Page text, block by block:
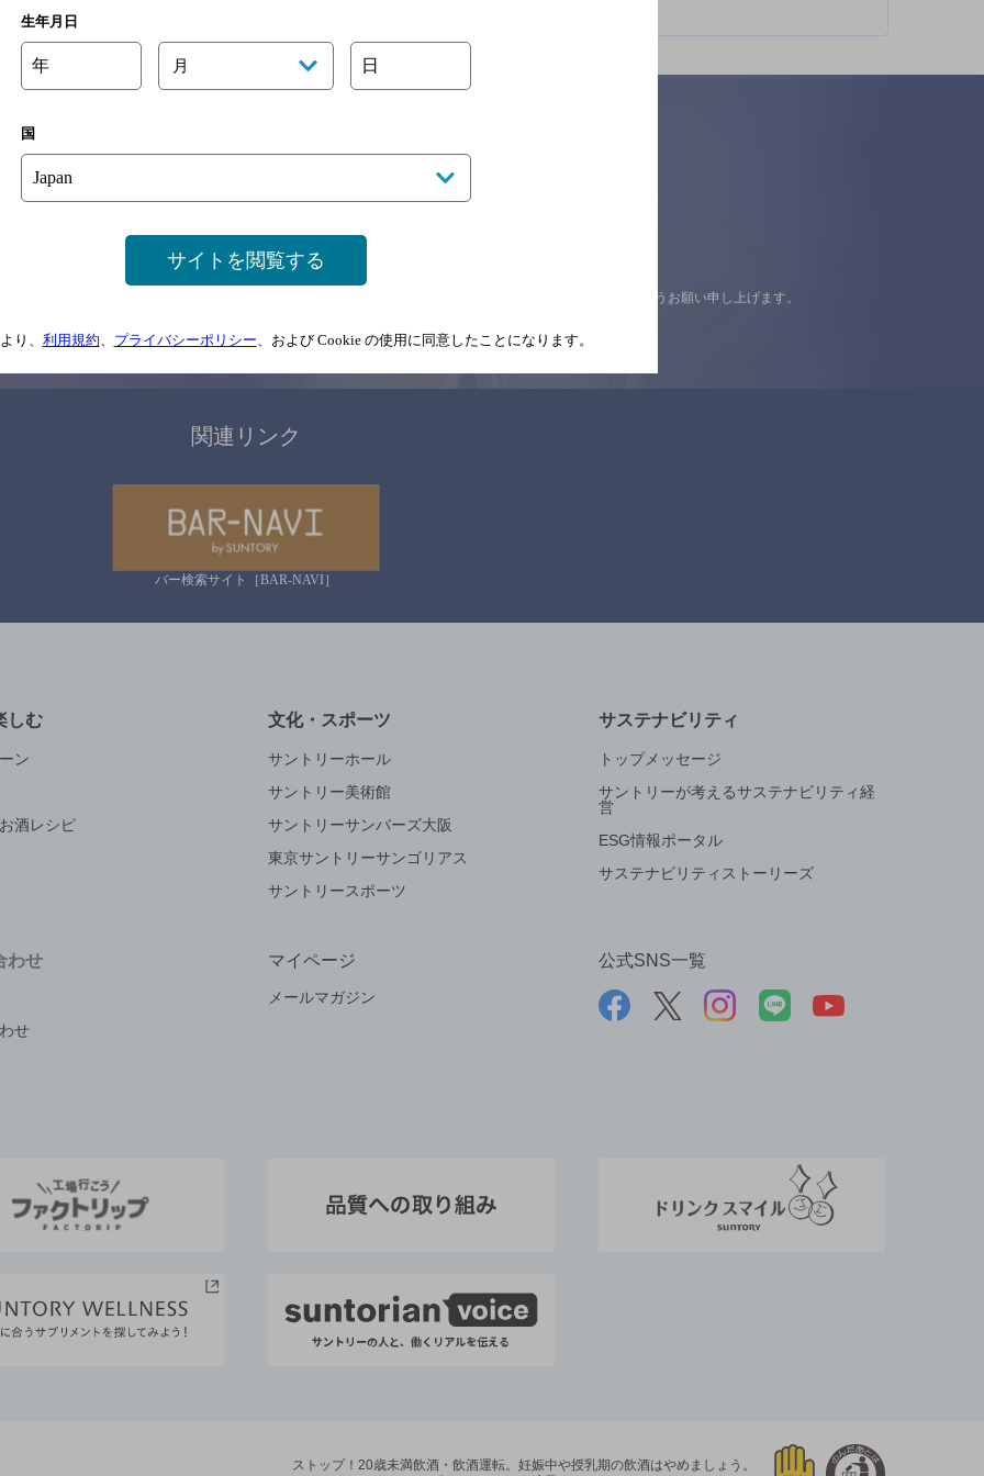
サイトマップ ご意見・ご感想 利用規約
念のためお店にご確認の上ご来店くださいますようお願い申し上げます。
情報提供：ぐるなび
関連リンク
バー検索サイト［BAR-NAVI］
しむ
ン
酒レシピ
文化・スポーツ
サントリーホール
サントリー美術館
サントリーサンバーズ大阪
東京サントリーサンゴリアス
サントリースポーツ
サステナビリティ
トップメッセージ
サントリーが考えるサステナビリティ経
営
ESG情報ポータル
サステナビリティストーリーズ
わせ
せ
マイページ
メールマガジン
公式SNS一覧
ストップ！20歳未満飲酒・飲酒運転。 妊娠中や授乳期の飲酒はやめましょう。
生年月日
年 月 日
国
サイトを閲覧する
り、 利用規約 プライバシーポリシー 、および Cookie の使用に同意したことになります。